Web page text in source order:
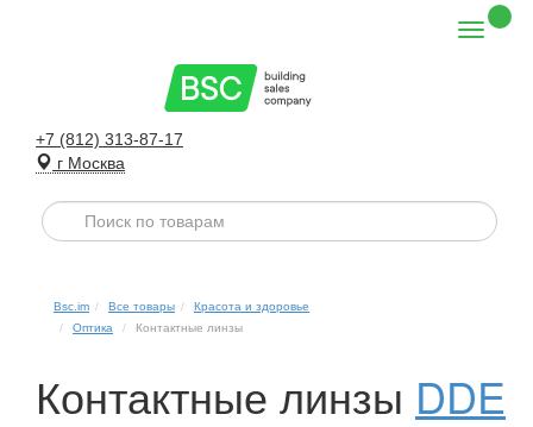
+7 (812) 313-87-17
г Москва
Bsc.im Все товары
Красота и здоровье
Оптика
Контактные линзы
Контактные линзы DDE